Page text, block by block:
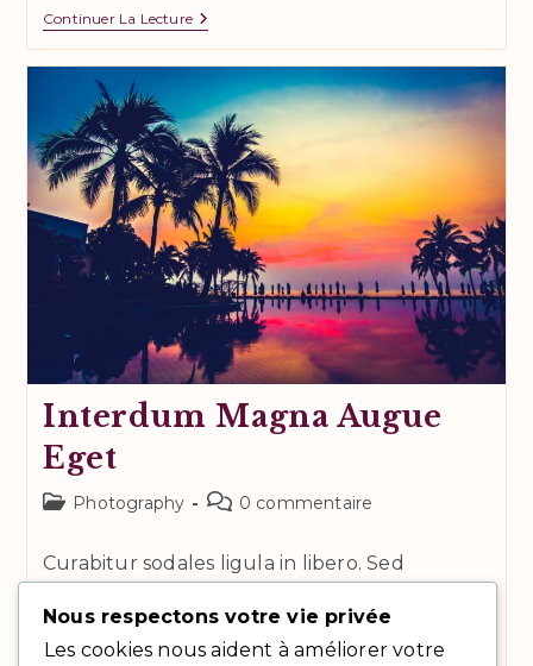
Continuer La LectureNeque
Adipiscing
An
Cursus
Interdum Magna Augue
Eget
PostPhotography
Commentaires
publication :
0 commentaire
Curabitur sodales ligula in libero. Sed
Pellentesque nibh. Aenean quam. In
scelerisque sem at dolor. Maecenas mattis.
Nous respectons votre vie privée
Les cookies nous aident à améliorer votre